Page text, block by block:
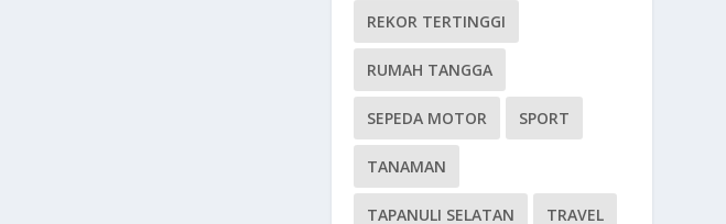
REKOR TERTINGGI
RUMAH TANGGA
SEPEDA MOTOR SPORT
TANAMAN
TAPANULI SELATAN TRAVEL